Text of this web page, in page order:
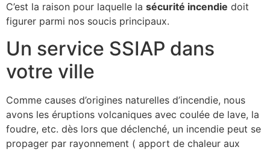
C’est la raison pour laquelle la sécurité incendie doit
figurer parmi nos soucis principaux.
Un service SSIAP dans
votre ville
Comme causes d’origines naturelles d’incendie, nous
avons les éruptions volcaniques avec coulée de lave, la
foudre, etc. dès lors que déclenché, un incendie peut se
propager par rayonnement ( apport de chaleur aux